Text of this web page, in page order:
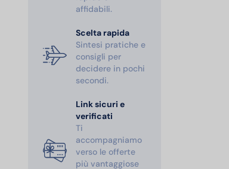
affidabili.
Scelta rapida
Sintesi pratiche e
consigli per
decidere in pochi
secondi.
Link sicuri e
verificati
Ti
accompagniamo
verso le offerte
più vantaggiose